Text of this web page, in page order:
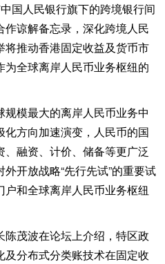
人民银行旗下的跨境银行间
谅解备忘录，深化跨境人民
推动香港固定收益及货币市
全球离岸人民币业务枢纽的
模最大的离岸人民币业务中
方向加速演变，人民币的国
融资、计价、储备等更广泛
开放战略“先行先试”的重要试
和全球离岸人民币业务枢纽
茂波在论坛上介绍，特区政
分布式分类账技术在固定收